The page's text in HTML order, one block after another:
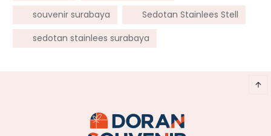
souvenir surabaya
Sedotan Stainlees Stell
sedotan stainlees surabaya